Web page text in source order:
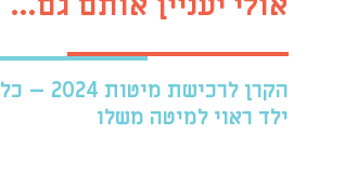
הקרן לרכישת מיטות 2024 – כל
ילד ראוי למיטה משלו